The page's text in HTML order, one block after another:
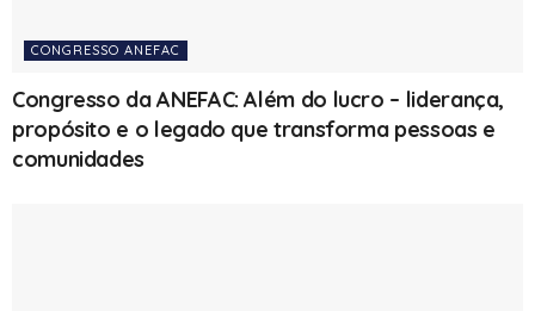
CONGRESSO ANEFAC
Congresso da ANEFAC: Além do lucro – liderança,
propósito e o legado que transforma pessoas e
comunidades